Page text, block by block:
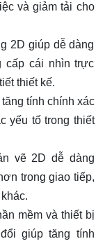
và giảm tải cho
2D giúp dễ dàng
cấp cái nhìn trực
thiết kế.
tính chính xác
yếu tố trong thiết
vẽ 2D dễ dàng
trong giao tiếp,
mềm và thiết bị
giúp tăng tính